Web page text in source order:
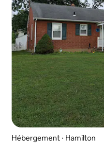
Hébergement ⋅ Hamilton